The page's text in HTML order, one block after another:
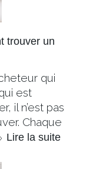
trouver un
qui
est
il n’est pas
Chaque
Lire la suite